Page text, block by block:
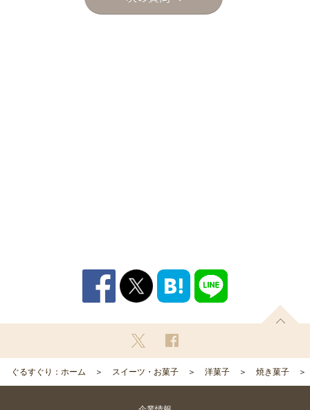
ぐるすぐり：ホーム スイーツ・お菓子 洋菓子 焼き菓子